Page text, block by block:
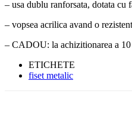
– usa dublu ranforsata, dotata cu
– vopsea acrilica avand o
– CADOU: la achizitionarea a
ETICHETE
fiset metalic